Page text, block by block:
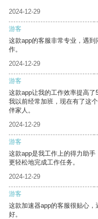
2024-12-29
游客
这款app的客服非常专业，遇
作。
2024-12-29
游客
这款app让我的工作效率提高了
我以前经常加班，现在有了这
伴家人。
2024-12-29
游客
这款app是我工作上的得力助
更轻松地完成工作任务。
2024-12-29
游客
这款加速器app的客服很贴心
好。